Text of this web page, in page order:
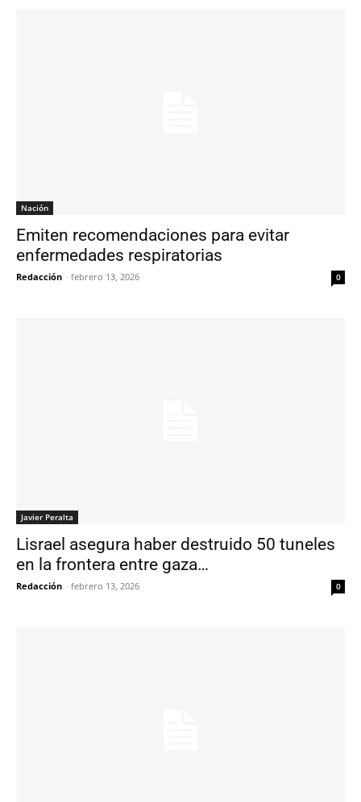
Nación
Emiten recomendaciones para evitar
enfermedades respiratorias
Redacción - febrero 13, 2026 0
Javier Peralta
Lisrael asegura haber destruido 50 tuneles
en la frontera entre gaza…
Redacción - febrero 13, 2026 0